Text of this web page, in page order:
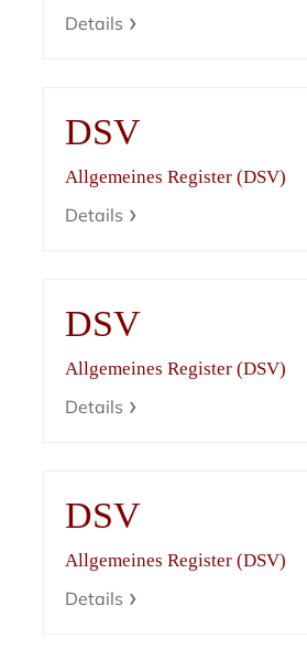
Details
DSV
Allgemeines Register (DSV)
Details
DSV
Allgemeines Register (DSV)
Details
DSV
Allgemeines Register (DSV)
Details